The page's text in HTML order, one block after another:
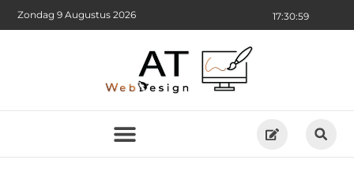
17:31:00
Zondag 9 Augustus 2026